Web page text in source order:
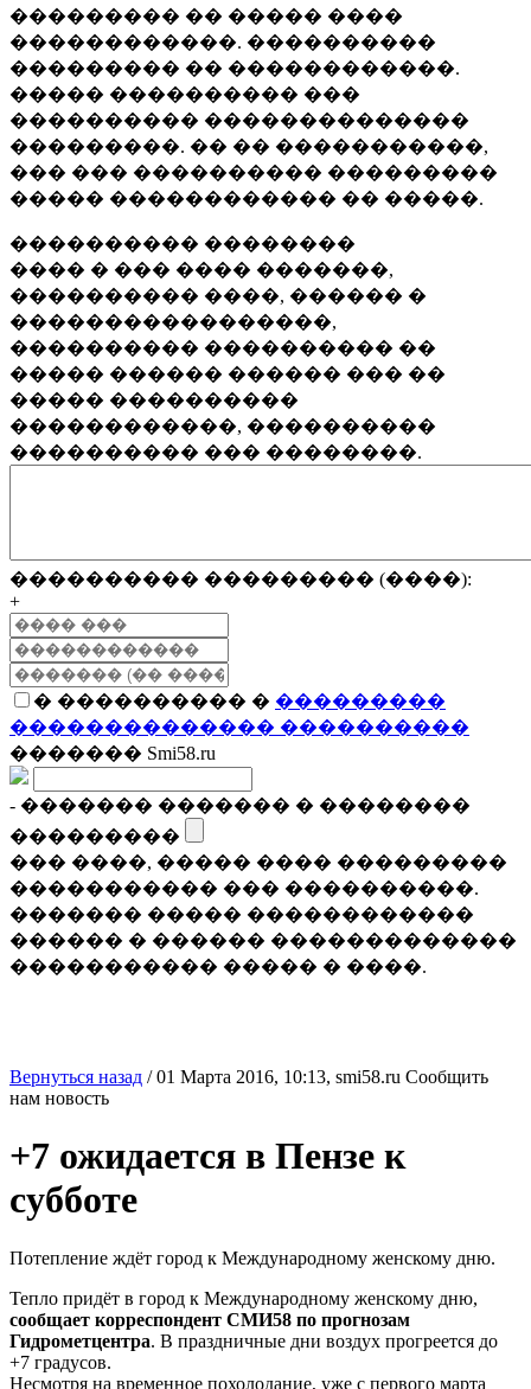
��������� �� ����� ����
������������. ����������
��������� �� ������������.
����� ���������� ���
���������� ��������������
���������. �� �� �����������,
��� ��� ���������� ���������
����� ������������ �� �����.
���������� ��������
���� � ��� ���� �������,
���������� ����, ������ �
�����������������,
���������� ���������� ��
����� ������ ������ ��� ��
����� ����������
������������, ����������
���������� ��� ��������.
���������� ��������� (����):
+
� ���������� � ���������
�������������� ����������
������� Smi58.ru
- ������� ������� � ��������
���������
��� ����, ����� ���� ���������
����������� ��� ����������.
������� ����� ������������
������ � ������ �������������
����������� ����� � ����.
Вернуться назад /01 Марта 2016, 10:13, smi58.ru Сообщить
нам новость
+7 ожидается в Пензе к
субботе
Потепление ждёт город к Международному женскому дню.
Тепло придёт в город к Международному женскому дню,
сообщает корреспондент СМИ58 по прогнозам
Гидрометцентра. В праздничные дни воздух прогреется до
+7 градусов.
Несмотря на временное похолодание, уже с первого марта